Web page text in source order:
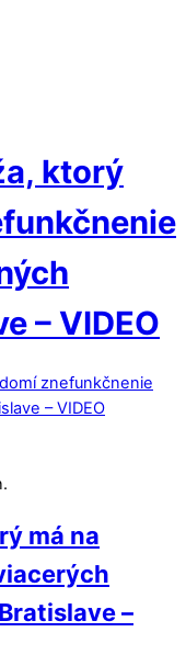
ktorý
– VIDEO
má na
–